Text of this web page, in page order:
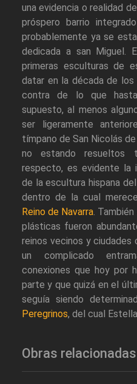
una evidencia o realidad
próspero barrio
probablemente ya se
dedicada a san Miguel.
primeras esculturas de
datar en la década de
contra de lo que
supuesto, al menos
ser ligeramente
tímpano de San Nicolás
no estando resueltos
respecto, es evidente la
de la escultura hispana
dentro de la cual
Reino de Navarra.
plásticas fueron
reinos vecinos y ciudades
un complicado
conexiones que hoy por
parte y que quizá en el
seguía siendo
Peregrinos, del cual
Obras relacionadas